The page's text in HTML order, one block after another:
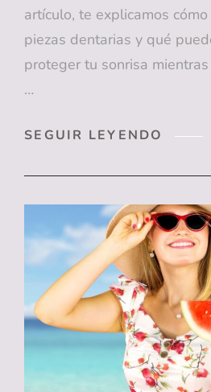
artículo, te explicamos
piezas dentarias y qué
proteger tu sonrisa
…
SEGUIR LEYENDO
CÓMO
TUS
LO
QUE
PARA
UNA